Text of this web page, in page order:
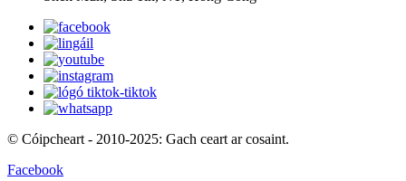
© Cóipcheart - 2010-2025: Gach ceart ar cosaint.
Facebook